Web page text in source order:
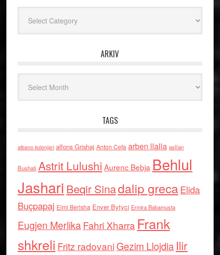
ARKIV
TAGS
albano kolonjari alfons Grishaj Anton Cefa arben llalla asllan
Bushati Astrit Lulushi Aurenc Bebja Behlul
Jashari Beqir Sinadalip grecaElida
Buçpapaj Elmi Berisha Enver Bytyci Ermira Babamusta
Eugjen MerlikaFahri Xharra Frank
shkreli Fritz radovaniGezim Llojdia Ilir